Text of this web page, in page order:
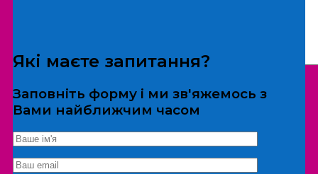
*Дані не передаються третім особам
Екскурсія/локація
Які маєте запитання?
Заповніть форму і ми зв'яжемось з
Вами найближчим часом